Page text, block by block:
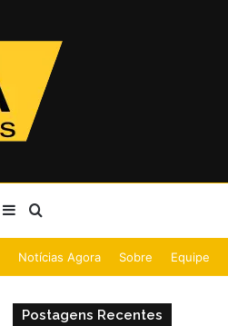
Barra Lateral
Notícias Agora Sobre Equipe
Postagens Recentes